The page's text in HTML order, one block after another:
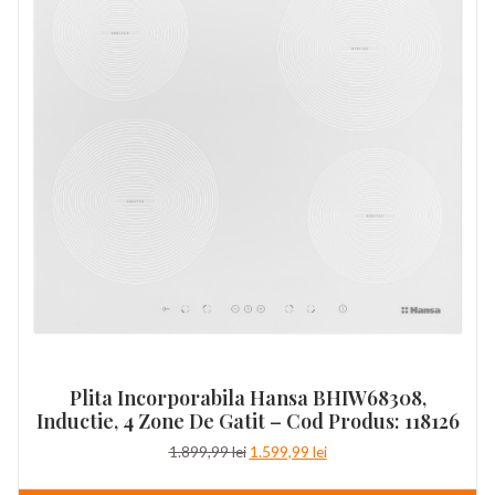
Plita Incorporabila Hansa BHIW68308,
Inductie, 4 Zone De Gatit – Cod Produs: 118126
1.899,99lei Prețul
1.599,99 leiPrețul